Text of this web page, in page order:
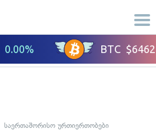
საერთაშორისო ურთიერთობები